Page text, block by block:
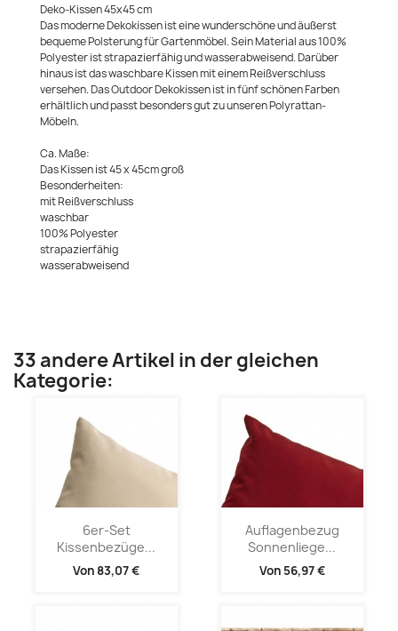
Deko-Kissen 45x45 cm
Das moderne Dekokissen ist eine wunderschöne und äußerst
bequeme Polsterung für Gartenmöbel. Sein Material aus 100%
Polyester ist strapazierfähig und wasserabweisend. Darüber
hinaus ist das waschbare Kissen mit einem Reißverschluss
versehen. Das Outdoor Dekokissen ist in fünf schönen Farben
erhältlich und passt besonders gut zu unseren Polyrattan-
Möbeln.
Ca. Maße:
Das Kissen ist 45 x 45cm groß
Besonderheiten:
mit Reißverschluss
waschbar
100% Polyester
strapazierfähig
wasserabweisend
33 andere Artikel in der gleichen
Kategorie:
6er-Set
Kissenbezüge...
Von 83,07 €
Auflagenbezug
Sonnenliege...
Von 56,97 €